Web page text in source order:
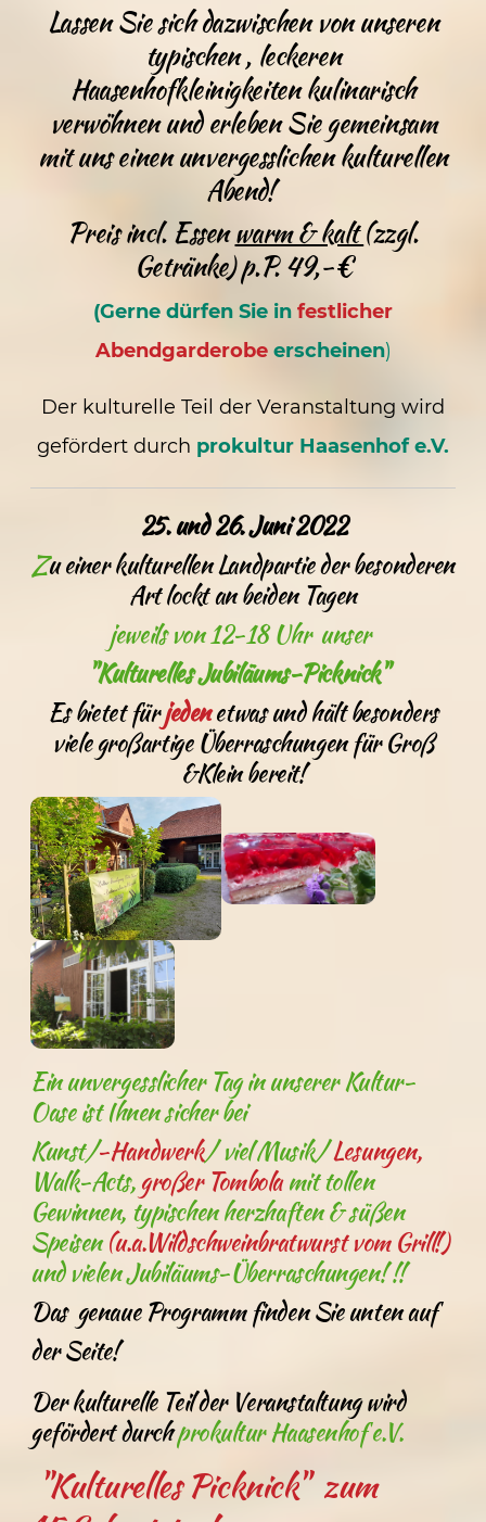
Lassen Sie sich dazwischen von unseren
typischen , leckeren
Haasenhofkleinigkeiten kulinarisch
verwöhnen und erleben Sie gemeinsam
mit uns einen unvergesslichen kulturellen
Abend!
Preis incl. Essenwarm & kalt(zzgl.
Getränke) p.P. 49,-€
(Gerne dürfen Sie in festlicher
Abendgarderobeerscheinen)
Der kulturelle Teil der Veranstaltung wird
gefördert durch prokultur Haasenhof e.V.
25. und 26. Juni 2022
Zu einer kulturellen Landpartie der besonderen
Art lockt an beiden Tagen
jeweils von 12-18 Uhr unser
"Kulturelles Jubiläums-Picknick"
Es bietet fürjedenetwas und hält besonders
viele großartige Überraschungen für Groß
&Klein bereit!
Ein unvergesslicher Tag in unserer Kultur-
Oase ist Ihnen sicher bei
Kunst/-Handwerk/ viel Musik/Lesungen,
Walk-Acts,großer Tombolamit tollen
Gewinnen, typischen herzhaften & süßen
Speisen(u.a.Wildschweinbratwurst vom Grill!)
und vielen Jubiläums-Überraschungen! !!
Das genaue Programm finden Sie unten auf
der Seite!
Der kulturelle Teil der Veranstaltung wird
gefördert durchprokultur Haasenhof e.V.
"Kulturelles Picknick" zum